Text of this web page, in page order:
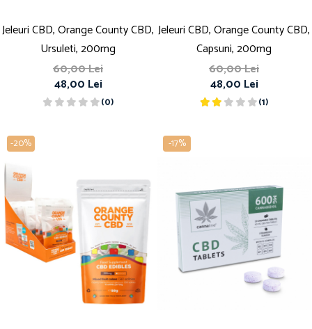
Jeleuri CBD, Orange County CBD,
Ursuleti, 200mg
60,00 Lei
48,00 Lei
(0)
Jeleuri CBD, Orange County CBD,
Capsuni, 200mg
60,00 Lei
48,00 Lei
(1)
-20% -17%